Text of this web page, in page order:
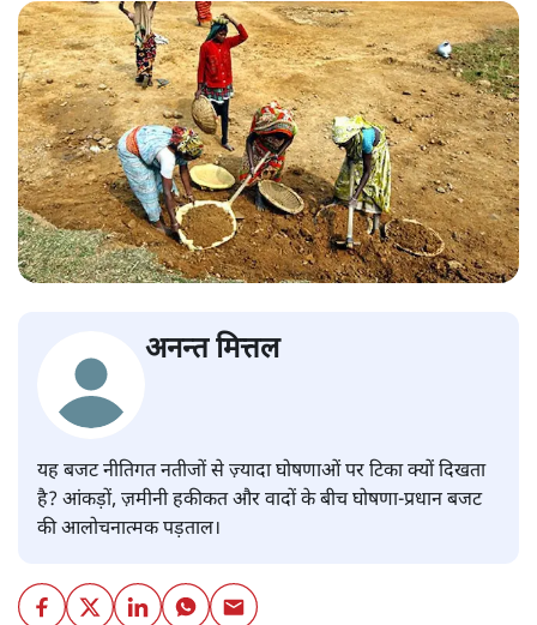
अनन्त मित्तल
यह बजट नीतिगत नतीजों से ज़्यादा घोषणाओं पर टिका क्यों दिखता
है? आंकड़ों, ज़मीनी हकीकत और वादों के बीच घोषणा-प्रधान बजट
की आलोचनात्मक पड़ताल।